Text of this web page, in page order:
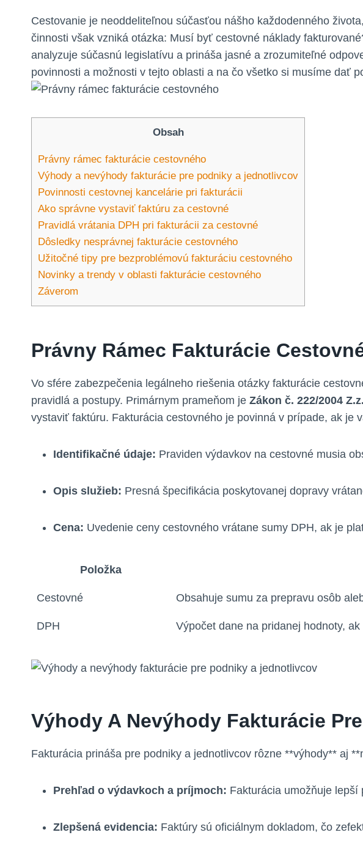
Cestovanie je neoddeliteľnou súčasťou nášho každodenného
činnosti však vzniká otázka: Musí byť cestovné náklady
analyzuje súčasnú legislatívu a prináša jasné a zrozumiteľné
povinnosti a možnosti v tejto oblasti a na čo všetko si musíme dať
Obsah
Právny rámec fakturácie cestovného
Výhody a nevýhody fakturácie pre podniky a jednotlivcov
Povinnosti cestovnej kancelárie pri fakturácii
Ako správne vystaviť faktúru za cestovné
Pravidlá vrátania DPH pri fakturácii za cestovné
Dôsledky nesprávnej fakturácie cestovného
Užitočné tipy pre bezproblémovú fakturáciu cestovného
Novinky a trendy v oblasti fakturácie cestovného
Záverom
Právny Rámec Fakturácie
Vo sfére zabezpečenia legálneho riešenia otázky fakturácie
pravidlá a postupy. Primárnym prameňom je Zákon č. 222/2004
vystaviť faktúru. Fakturácia cestovného je povinná v prípade, ak je
Identifikačné údaje: Praviden výdavkov na cestovné musia
Opis služieb: Presná špecifikácia poskytovanej dopravy
Cena: Uvedenie ceny cestovného vrátane sumy DPH, ak je
Položka
Cestovné Obsahuje sumu za prepravu osôb
DPH Výpočet dane na pridanej hodnoty, ak
Výhody A Nevýhody Fakturácie
Fakturácia prináša pre podniky a jednotlivcov rôzne **výhody** aj
Prehľad o výdavkoch a príjmoch: Fakturácia umožňuje
Zlepšená evidencia: Faktúry sú oficiálnym dokladom, čo